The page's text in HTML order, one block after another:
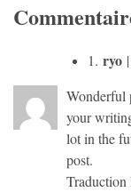
1. ryo
Wonderful
your
lot in the
post.
Traduction